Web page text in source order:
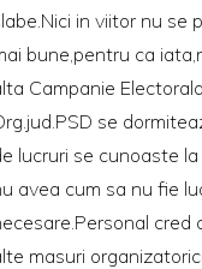
in viitor nu se
bune,pentru ca
Campanie
se
lucruri se cunoaste
avea cum sa nu fie
cred
masuri